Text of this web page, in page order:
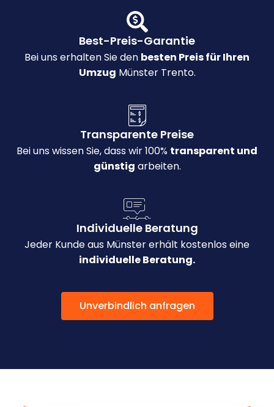
Best-Preis-Garantie
Bei uns erhalten Sie den besten Preis für Ihren
Umzug Münster Trento.
Transparente Preise
Bei uns wissen Sie, dass wir 100% transparent und
günstig arbeiten.
Individuelle Beratung
Jeder Kunde aus Münster erhält kostenlos eine
individuelle Beratung.
Unverbindlich anfragen